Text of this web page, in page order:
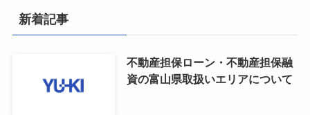
新着記事
不動産担保ローン・不動産担保融
資の富山県取扱いエリアについて